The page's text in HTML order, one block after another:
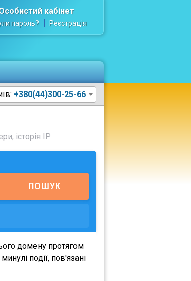
кабінет
пароль? Реєстрація
+380(44)300-25-66
історія IP.
ПОШУК
домену протягом
події, пов'язані